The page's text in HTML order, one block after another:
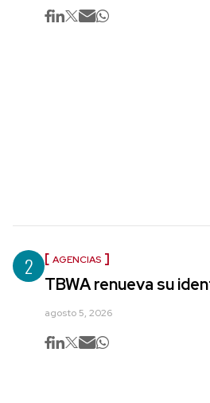
2 AGENCIAS
TBWA renueva su
agosto 5, 2026